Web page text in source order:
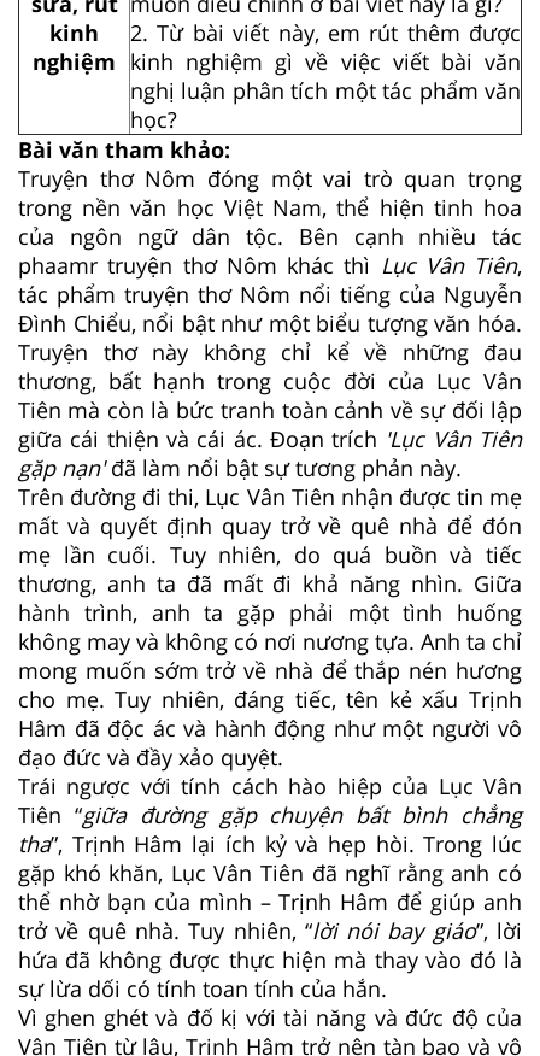
kinh
nghiệm
2. Từ bài viết này, em rút thêm được
kinh nghiệm gì về việc viết bài văn
nghị luận phân tích một tác phẩm văn
học?
Bài văn tham khảo:
Truyện thơ Nôm đóng một vai trò quan trọng
trong nền văn học Việt Nam, thể hiện tinh hoa
của ngôn ngữ dân tộc. Bên cạnh nhiều tác
phaamr truyện thơ Nôm khác thì Lục Vân Tiên,
tác phẩm truyện thơ Nôm nổi tiếng của Nguyễn
Đình Chiểu, nổi bật như một biểu tượng văn hóa.
Truyện thơ này không chỉ kể về những đau
thương, bất hạnh trong cuộc đời của Lục Vân
Tiên mà còn là bức tranh toàn cảnh về sự đối lập
giữa cái thiện và cái ác. Đoạn trích 'Lục Vân Tiên
gặp nạn'đã làm nổi bật sự tương phản này.
Trên đường đi thi, Lục Vân Tiên nhận được tin mẹ
mất và quyết định quay trở về quê nhà để đón
mẹ lần cuối. Tuy nhiên, do quá buồn và tiếc
thương, anh ta đã mất đi khả năng nhìn. Giữa
hành trình, anh ta gặp phải một tình huống
không may và không có nơi nương tựa. Anh ta chỉ
mong muốn sớm trở về nhà để thắp nén hương
cho mẹ. Tuy nhiên, đáng tiếc, tên kẻ xấu Trịnh
Hâm đã độc ác và hành động như một người vô
đạo đức và đầy xảo quyệt.
Trái ngược với tính cách hào hiệp của Lục Vân
Tiên “giữa đường gặp chuyện bất bình chẳng
tha”, Trịnh Hâm lại ích kỷ và hẹp hòi. Trong lúc
gặp khó khăn, Lục Vân Tiên đã nghĩ rằng anh có
thể nhờ bạn của mình – Trịnh Hâm để giúp anh
trở về quê nhà. Tuy nhiên, “lời nói bay giáo”, lời
hứa đã không được thực hiện mà thay vào đó là
sự lừa dối có tính toan tính của hắn.
Vì ghen ghét và đố kị với tài năng và đức độ của
Vân Tiên từ lâu, Trịnh Hâm trở nên tàn bạo và vô